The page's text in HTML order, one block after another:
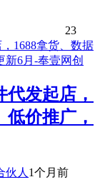
23
发起店，
价推广，
1个月前